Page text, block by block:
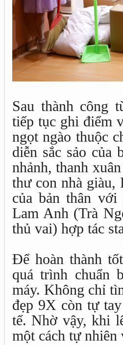
Sau thành công
tiếp tục ghi điểm
ngọt ngào thuộc
diễn sắc sảo của
nhảnh, thanh
thư con nhà
của bản thân
Lam Anh (Trà
thủ vai) hợp tác
Để hoàn thành
quá trình chuẩn
máy. Không chỉ
đẹp 9X còn tự
tế. Nhờ vậy, khi
một cách tự nhiên